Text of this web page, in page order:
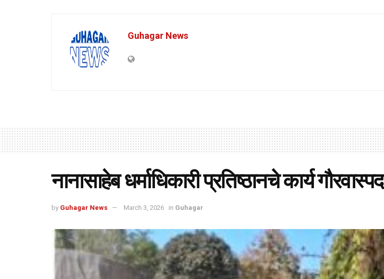
Guhagar News
नानासाहेब धर्माधिकारी प्रतिष्ठानचे कार्य गौरवास्पद
by Guhagar News March 3, 2026 in Guhagar